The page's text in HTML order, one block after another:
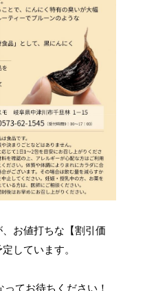
お値打ちな【割引価
しています。
てお待ちください！